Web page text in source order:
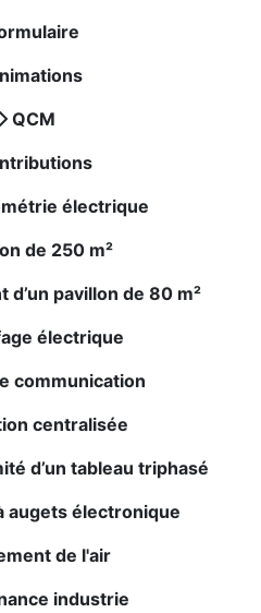
QCM
électrique
de 250 m²
d’un pavillon de 80 m²
électrique
communication
centralisée
d’un tableau triphasé
augets électronique
de l'air
industrie